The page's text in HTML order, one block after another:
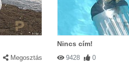
Megosztás
Nincs cím!
9428 0